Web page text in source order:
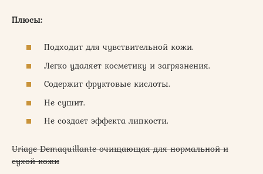
Плюсы:
Подходит для чувствительной кожи.
Легко удаляет косметику и загрязнения.
Содержит фруктовые кислоты.
Не сушит.
Не создает эффекта липкости.
Uriage Demaquillante очищающая для нормальной и
сухой кожи